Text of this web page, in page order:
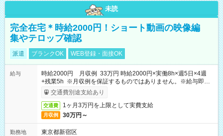
未読
完全在宅＊時給2000円！ショート動画の映像編
集やテロップ確認
派遣 ブランクOK WEB登録・面接OK
給与
時給2000円 月収例 33万円 時給2000円×実働8h×週5日×4週
+残業5h ※月収例を保証するものではありません。※給与即受
取りサービス利用可（利用条件有）
交通費別途支給あり
交通費 1ヶ月3万円を上限として実費支給
月収例 30万円～
勤務地
東京都新宿区